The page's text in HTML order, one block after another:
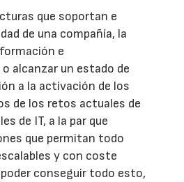
que soportan e
de una compañía, la
e
alcanzar un estado de
a la activación de los
de los retos actuales de
de IT, a la par que
que permitan todo
y con coste
conseguir todo esto,